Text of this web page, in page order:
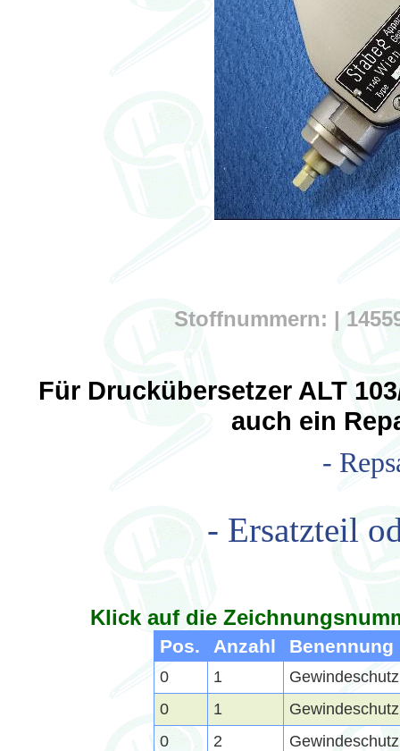
Stoffnummern: |
Für Druckübersetzer ALT
auch ein
-
- Ersatzteil
Klick auf die
Pos. Anzahl Benennung
0 1
0
1
0
2